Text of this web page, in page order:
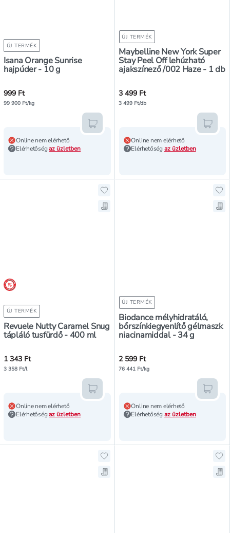
ÚJ TERMÉK
Isana Orange Sunrise
hajpúder - 10 g
999 Ft
99 900 Ft/kg
Online nem elérhető
Elérhetőségaz üzletben
Kosárba teszem
ÚJ TERMÉK
Maybelline New York Super
Stay Peel Off lehúzható
ajakszínező /002 Haze - 1 db
3 499 Ft
3 499 Ft/db
Online nem elérhető
Elérhetőség az üzletben
árréscsökkentés
ÚJ TERMÉK
Revuele Nutty Caramel Snug
tápláló tusfürdő - 400 ml
Hozzáadás a kedvencekhez,
Mentés a bevásárló listára,
1 343 Ft
3 358 Ft/l
Online nem elérhető
Elérhetőségaz üzletben
Kosárba teszem
ÚJ TERMÉK
Biodance mélyhidratáló,
bőrszínkiegyenlítő gélmaszk
niacinamiddal - 34 g
2 599 Ft
76 441 Ft/kg
Online nem elérhető
Elérhetőség az üzletben
Hozzáadás a kedvencekhez,
Mentés a bevásárló listára,